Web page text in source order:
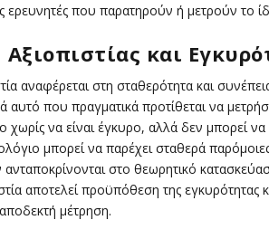
ερευνητές που παρατηρούν ή μετρούν το
και
αναφέρεται στη σταθερότητα και
αυτό που πραγματικά προτίθεται να
χωρίς να είναι έγκυρο, αλλά δεν μπορεί
μπορεί να παρέχει σταθερά
στο θεωρητικό
αποτελεί προϋπόθεση της εγκυρότητας
μέτρηση.